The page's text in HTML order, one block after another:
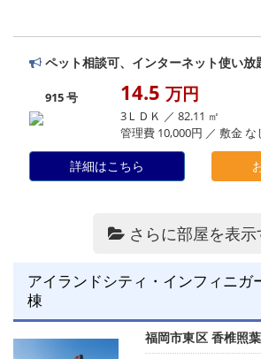
ペット相談可、インターネット使い放
915 号 14.5 万円
3ＬＤＫ ／ 82.11 ㎡
管理費 10,000円 ／ 敷金 な
詳細はこちら
さらに部屋を表示
アイランドシティ・インフィニガ
棟
福岡市東区 香椎照